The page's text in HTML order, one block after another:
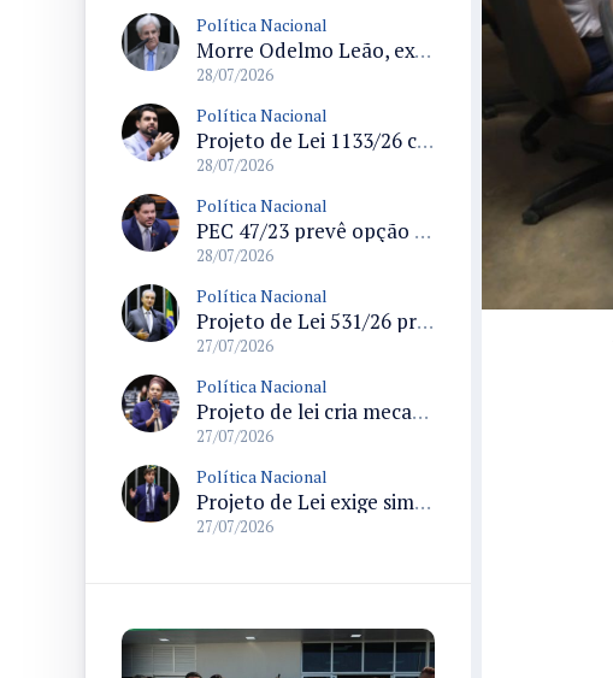
Política Nacional
Morre Odelmo Leão, ex-deputado federal e duas vezes prefeito de Uberlândia, aos 80 anos
28/07/2026
Política Nacional
Projeto de Lei 1133/26 cria política de atendimento psicológico voluntário com dedução no Imposto de Renda
28/07/2026
Política Nacional
PEC 47/23 prevê opção por remuneração da União para servidores dos ex-territórios do Amapá, Rondônia e Roraima
28/07/2026
Política Nacional
Projeto de Lei 531/26 propõe política nacional para combater solidão social entre idosos
27/07/2026
Política Nacional
Projeto de lei cria mecanismos de proteção a vítimas de crimes raciais e prevê atendimento especializado
27/07/2026
Política Nacional
Projeto de Lei exige simuladores de primeiros socorros que reproduzam anatomia masculina e feminina na administração federal
27/07/2026